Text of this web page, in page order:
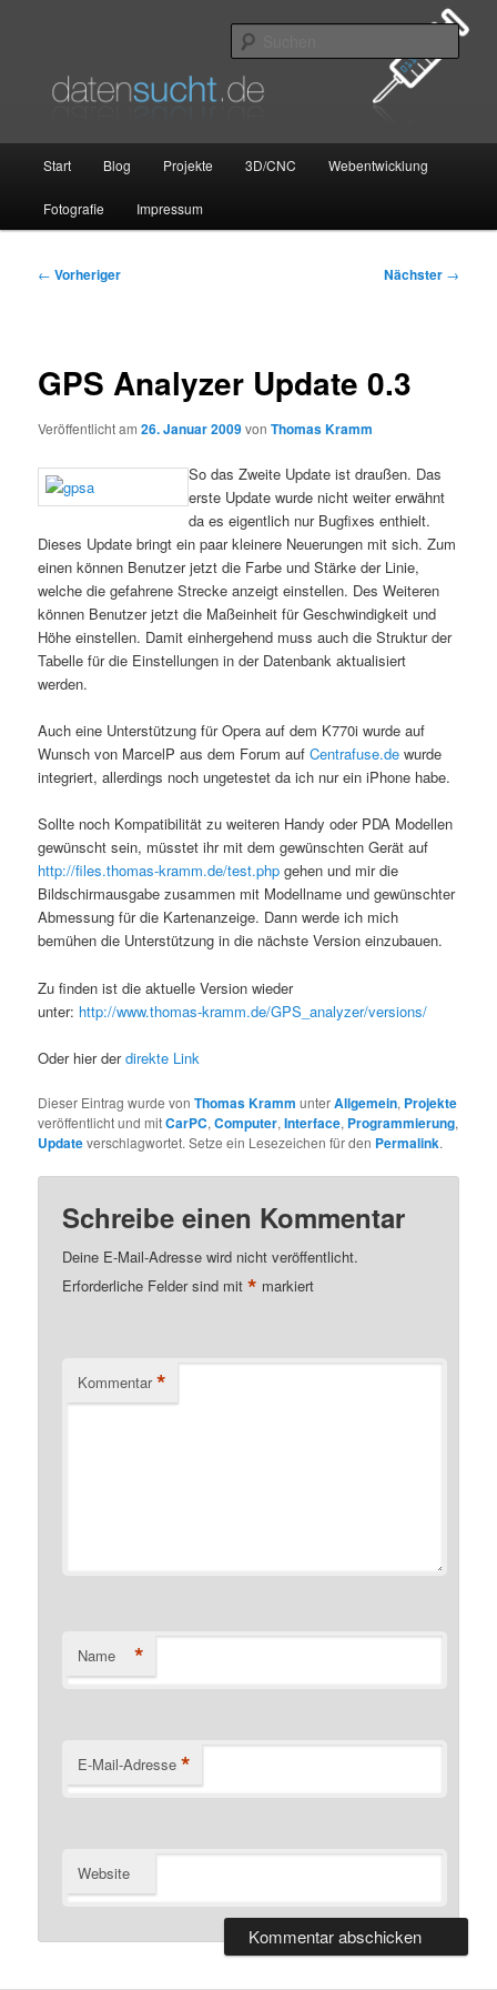
springendatensucht.de
Start Blog Projekte 3D/CNC Webentwicklung
Fotografie Impressum
Beitragsnavigation
← Vorheriger Nächster →
GPS Analyzer Update 0.3
Veröffentlicht am26. Januar 2009vonThomas Kramm
So das Zweite Update ist draußen. Das
erste Update wurde nicht weiter erwähnt
da es eigentlich nur Bugfixes enthielt.
Dieses Update bringt ein paar kleinere Neuerungen mit sich. Zum
einen können Benutzer jetzt die Farbe und Stärke der Linie,
welche die gefahrene Strecke anzeigt einstellen. Des Weiteren
können Benutzer jetzt die Maßeinheit für Geschwindigkeit und
Höhe einstellen. Damit einhergehend muss auch die Struktur der
Tabelle für die Einstellungen in der Datenbank aktualisiert
werden.
Auch eine Unterstützung für Opera auf dem K770i wurde auf
Wunsch von MarcelP aus dem Forum aufCentrafuse.de wurde
integriert, allerdings noch ungetestet da ich nur ein iPhone habe.
Sollte noch Kompatibilität zu weiteren Handy oder PDA Modellen
gewünscht sein, müsstet ihr mit dem gewünschten Gerät auf
http://files.thomas-kramm.de/test.php gehen und mir die
Bildschirmausgabe zusammen mit Modellname und gewünschter
Abmessung für die Kartenanzeige. Dann werde ich mich
bemühen die Unterstützung in die nächste Version einzubauen.
Zu finden ist die aktuelle Version wieder
unter: http://www.thomas-kramm.de/GPS_analyzer/versions/
Oder hier derdirekte Link
Dieser Eintrag wurde vonThomas Kramm unterAllgemein, Projekte
veröffentlicht und mitCarPC,Computer,Interface, Programmierung,
Updateverschlagwortet. Setze ein Lesezeichen für den Permalink.
Schreibe einen Kommentar
Deine E-Mail-Adresse wird nicht veröffentlicht.
Erforderliche Felder sind mit* markiert
Kommentar *
Name *
E-Mail-Adresse *
Website